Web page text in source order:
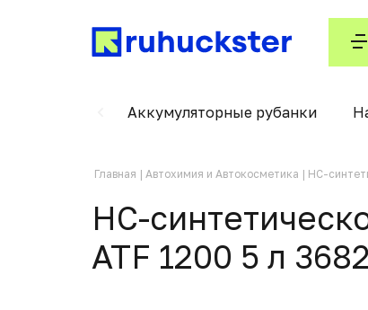
Аккумуляторные рубанки
Главная Автохимия и Автокосметика НС-
НС-
ATF 1200 5 л